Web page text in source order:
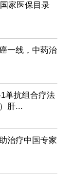
家医保目录
一线，中药治
单抗组合疗法
肝...
治疗中国专家